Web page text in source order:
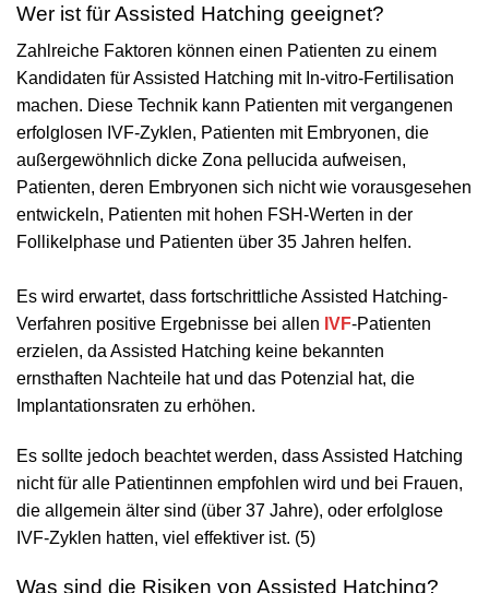
Wer ist für Assisted Hatching geeignet?
Zahlreiche Faktoren können einen Patienten zu einem
Kandidaten für Assisted Hatching mit In-vitro-Fertilisation
machen. Diese Technik kann Patienten mit vergangenen
erfolglosen IVF-Zyklen, Patienten mit Embryonen, die
außergewöhnlich dicke Zona pellucida aufweisen,
Patienten, deren Embryonen sich nicht wie vorausgesehen
entwickeln, Patienten mit hohen FSH-Werten in der
Follikelphase und Patienten über 35 Jahren helfen.
Es wird erwartet, dass fortschrittliche Assisted Hatching-
Verfahren positive Ergebnisse bei allen IVF-Patienten
erzielen, da Assisted Hatching keine bekannten
ernsthaften Nachteile hat und das Potenzial hat, die
Implantationsraten zu erhöhen.
Es sollte jedoch beachtet werden, dass Assisted Hatching
nicht für alle Patientinnen empfohlen wird und bei Frauen,
die allgemein älter sind (über 37 Jahre), oder erfolglose
IVF-Zyklen hatten, viel effektiver ist. (5)
Was sind die Risiken von Assisted Hatching?